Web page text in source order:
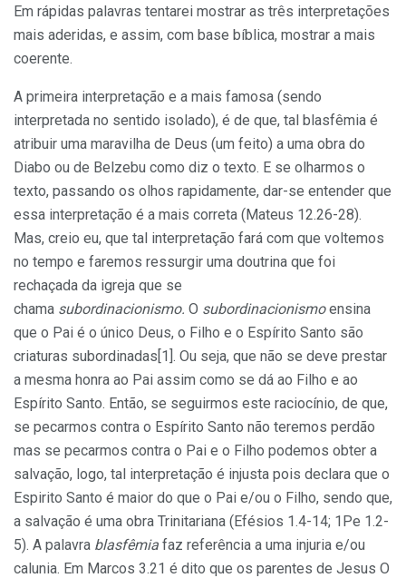
Em rápidas palavras tentarei mostrar as três interpretações
mais aderidas, e assim, com base bíblica, mostrar a mais
coerente.
A primeira interpretação e a mais famosa (sendo
interpretada no sentido isolado), é de que, tal blasfêmia é
atribuir uma maravilha de Deus (um feito) a uma obra do
Diabo ou de Belzebu como diz o texto. E se olharmos o
texto, passando os olhos rapidamente, dar-se entender que
essa interpretação é a mais correta (Mateus 12.26-28).
Mas, creio eu, que tal interpretação fará com que voltemos
no tempo e faremos ressurgir uma doutrina que foi
rechaçada da igreja que se
chama subordinacionismo. O subordinacionismoensina
que o Pai é o único Deus, o Filho e o Espírito Santo são
criaturas subordinadas[1]. Ou seja, que não se deve prestar
a mesma honra ao Pai assim como se dá ao Filho e ao
Espírito Santo. Então, se seguirmos este raciocínio, de que,
se pecarmos contra o Espírito Santo não teremos perdão
mas se pecarmos contra o Pai e o Filho podemos obter a
salvação, logo, tal interpretação é injusta pois declara que o
Espirito Santo é maior do que o Pai e/ou o Filho, sendo que,
a salvação é uma obra Trinitariana (Efésios 1.4-14; 1Pe 1.2-
5). A palavra blasfêmia faz referência a uma injuria e/ou
calunia. Em Marcos 3.21 é dito que os parentes de Jesus O